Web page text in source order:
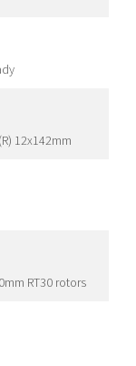
12x142mm
RT30 rotors